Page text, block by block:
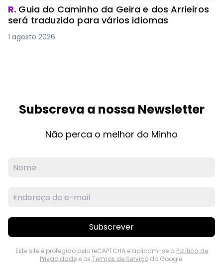
R. Guia do Caminho da Geira e dos Arrieiros
será traduzido para vários idiomas
1 agosto 2026
Subscreva a nossa Newsletter
Não perca o melhor do Minho
Subscrever
Este site é protegido pelo reCAPTCHA e aplicam-se a Política de
Privacidadee os Termos de Serviçodo Google.